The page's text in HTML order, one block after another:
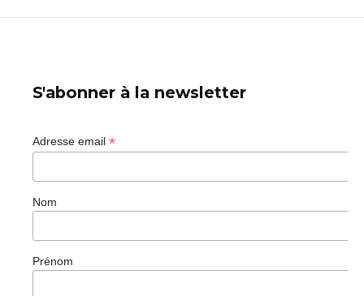
S'abonner à la newsletter
Adresse email *
Nom
Prénom